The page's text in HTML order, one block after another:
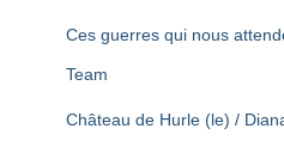
Ces guerres qui nous
Team
Château de Hurle (le) /